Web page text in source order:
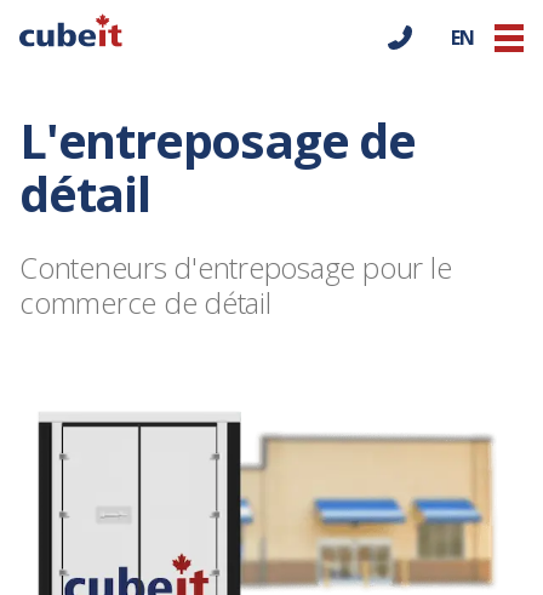
EN
L'entreposage de
détail
Conteneurs d'entreposage pour le
commerce de détail